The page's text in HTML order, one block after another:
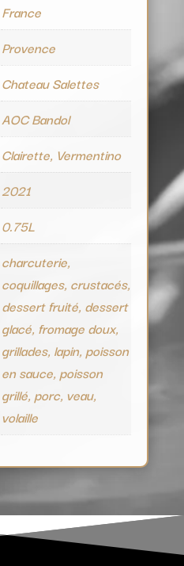
France
Provence
Chateau Salettes
AOC Bandol
Clairette, Vermentino
2021
0.75L
charcuterie,
coquillages, crustacés,
dessert fruité, dessert
glacé, fromage doux,
grillades, lapin, poisson
en sauce, poisson
grillé, porc, veau,
volaille